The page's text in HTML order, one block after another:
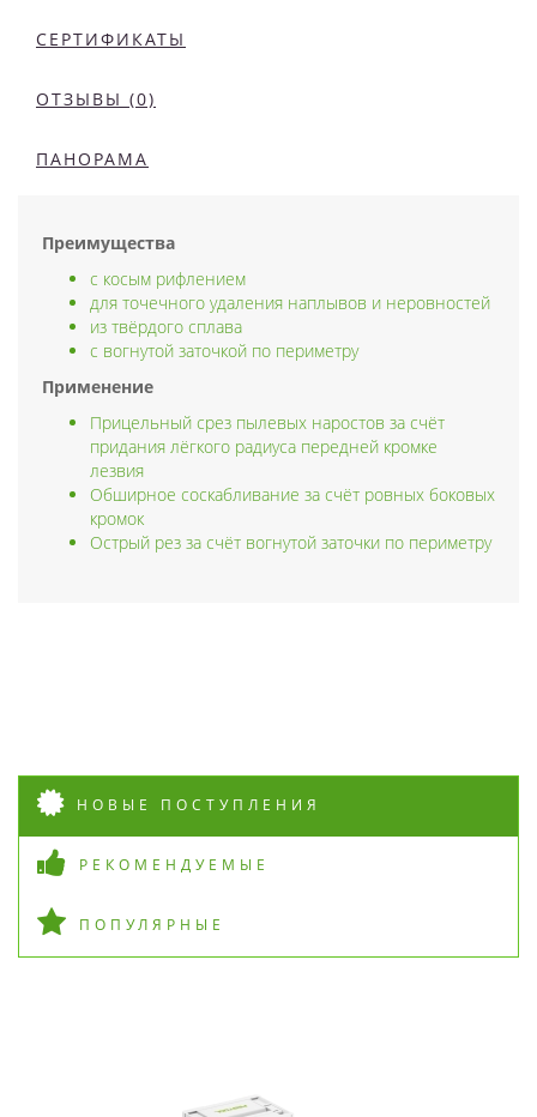
СЕРТИФИКАТЫ
ОТЗЫВЫ (0)
ПАНОРАМА
Преимущества
с косым рифлением
для точечного удаления наплывов и неровностей
из твёрдого сплава
с вогнутой заточкой по периметру
Применение
Прицельный срез пылевых наростов за счёт
придания лёгкого радиуса передней кромке
лезвия
Обширное соскабливание за счёт ровных боковых
кромок
Острый рез за счёт вогнутой заточки по периметру
НОВЫЕ ПОСТУПЛЕНИЯ
РЕКОМЕНДУЕМЫЕ
ПОПУЛЯРНЫЕ